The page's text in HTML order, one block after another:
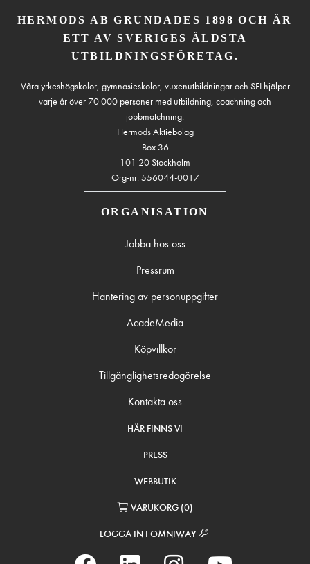
HERMODS AB GRUNDADES 1898 OCH ÄR
ETT AV SVERIGES ÄLDSTA
UTBILDNINGSFÖRETAG.
Våra yrkeshögskolor, gymnasieskolor, vuxenutbildningar och SFI hjälper
varje år över 70 000 personer med utbildning, coachning och
jobbmatchning.
Hermods Aktiebolag
Box 36
101 20 Stockholm
Org-nr: 556044-0017
ORGANISATION
Jobba hos oss
Pressrum
Hantering av personuppgifter
AcadeMedia
Köpvillkor
Tillgänglighetsredogörelse
Kontakta oss
HÄR FINNS VI
PRESS
WEBBUTIK
VARUKORG (0)
LOGGA IN I OMNIWAY